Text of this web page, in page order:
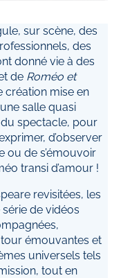
sur scène, des
des
donné vie à des
de Roméo et
création mise en
salle quasi
spectacle, pour
d’observer
ou de s’émouvoir
transi d’amour !
revisitées, les
de vidéos
émouvantes et
universels tels
tout en